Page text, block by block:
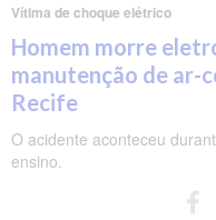
Vítima de choque elétrico
Homem morre
manutenção de ar-
Recife
O acidente aconteceu
ensino.